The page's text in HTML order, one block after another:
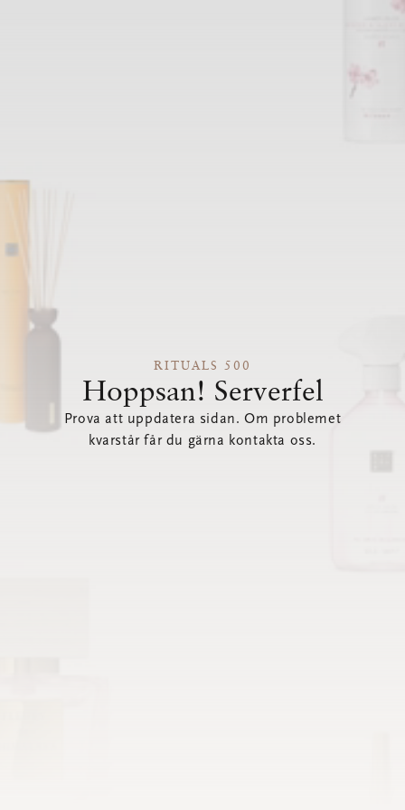
RITUALS 500
Hoppsan! Serverfel
Prova att uppdatera sidan. Om problemet
kvarstår får du gärna kontakta oss.